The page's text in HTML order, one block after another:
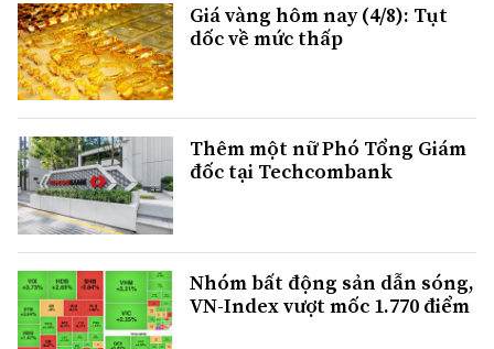
Giá vàng hôm nay (4/8): Tụt
dốc về mức thấp
Thêm một nữ Phó Tổng Giám
đốc tại Techcombank
Nhóm bất động sản dẫn sóng,
VN-Index vượt mốc 1.770 điểm